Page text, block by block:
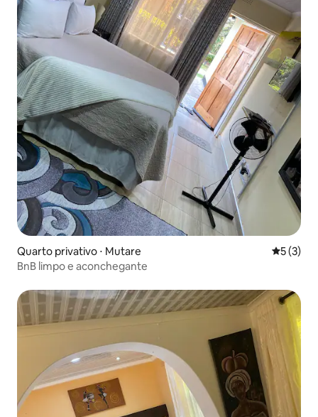
Quarto privativo ⋅ Mutare 5 de
5 (3)
BnB limpo e aconchegante